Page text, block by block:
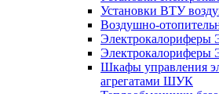
Установки ВТУ
Воздушно-
Электрокалориферы
Электрокалориферы
Шкафы управления
агрегатами ШУК